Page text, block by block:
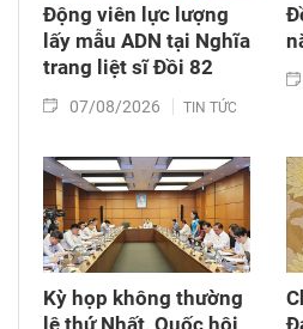
Động viên lực lượng
lấy mẫu ADN tại Nghĩa
trang liệt sĩ Đồi 82​
07/08/2026 TIN TỨC
Kỳ họp không thường
lệ thứ Nhất, Quốc hội